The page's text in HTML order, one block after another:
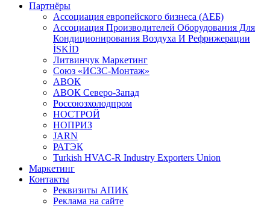
Партнёры
Ассоциация европейского бизнеса (АЕБ)
Aссоциация Производителей Оборудования Для
Кондиционирования Воздуха И Рефрижерации
İSKİD
Литвинчук Маркетинг
Союз «ИСЗС-Монтаж»
АВОК
АВОК Северо-Запад
Россоюзхолодпром
НОСТРОЙ
НОПРИЗ
JARN
РАТЭК
Turkish HVAC-R Industry Exporters Union
Маркетинг
Контакты
Реквизиты АПИК
Реклама на сайте